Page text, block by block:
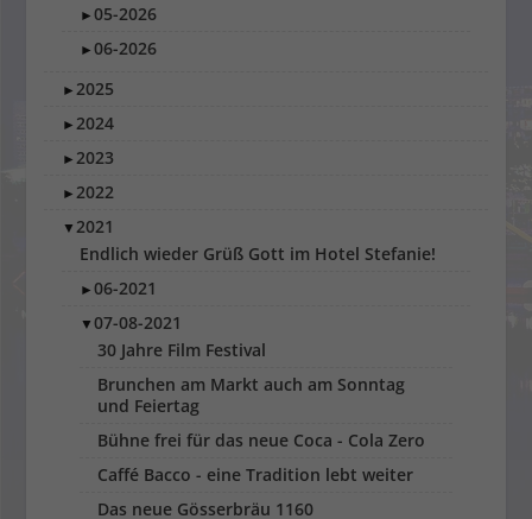
►05-2026
►06-2026
►2025
►2024
►2023
►2022
▼2021
Endlich wieder Grüß Gott im Hotel Stefanie!
►06-2021
▼07-08-2021
30 Jahre Film Festival
Brunchen am Markt auch am Sonntag
und Feiertag
Bühne frei für das neue Coca - Cola Zero
Caffé Bacco - eine Tradition lebt weiter
Das neue Gösserbräu 1160